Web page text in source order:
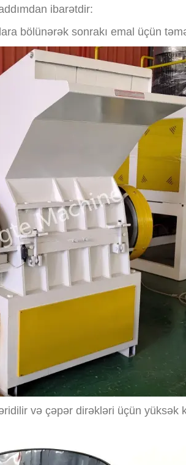
ibarətdir:
bölünərək sonrakı emal üçün
və çəpər dirəkləri üçün yüksək